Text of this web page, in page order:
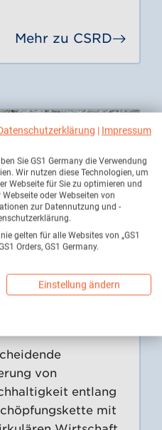
Mehr zu CSRD
(DPP): EU-
von
entlang
mit
| Impressum
Sie GS1 Germany die Verwendung
Wir nutzen diese Technologien, um
Webseite für Sie zu optimieren und
oder Webseiten von
zur Datennutzung und -
gelten für alle Websites von „GS1
Orders, GS1 Germany.
Einstellung ändern